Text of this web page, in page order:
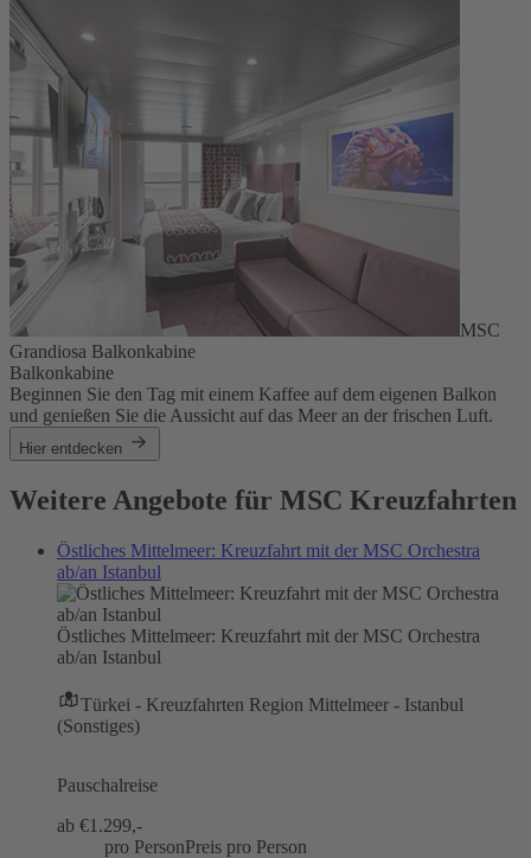
MSC
Grandiosa Balkonkabine
Balkonkabine
Beginnen Sie den Tag mit einem Kaffee auf dem eigenen Balkon
und genießen Sie die Aussicht auf das Meer an der frischen Luft.
Hier entdecken
Weitere Angebote für MSC Kreuzfahrten
Östliches Mittelmeer: Kreuzfahrt mit der MSC Orchestra
ab/an Istanbul
Östliches Mittelmeer: Kreuzfahrt mit der MSC Orchestra
ab/an Istanbul
Türkei - Kreuzfahrten Region Mittelmeer - Istanbul
(Sonstiges)
Pauschalreise
ab €1.299,-
pro PersonPreis pro Person